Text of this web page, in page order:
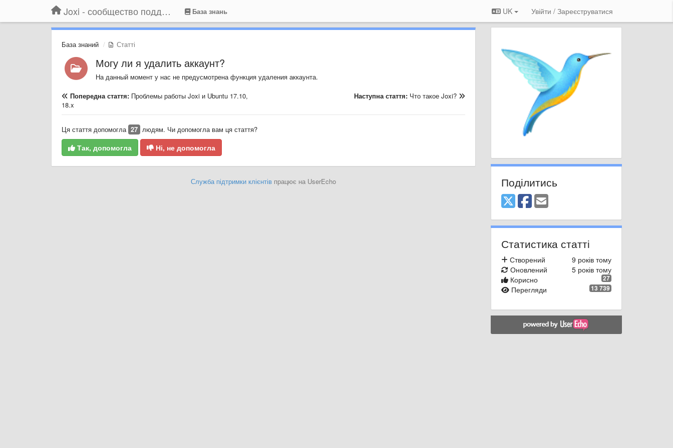
Joxi - сообщество поддержки База знань UK Увійти / Зареєструватися
База знаний Статті
Могу ли я удалить аккаунт?
На данный момент у нас не предусмотрена функция удаления аккаунта.
Попередна стаття: Проблемы работы Joxi и Ubuntu 17.10,
18.x
Наступна стаття: Что такое Joxi?
Ця стаття допомогла 27 людям. Чи допомогла вам ця стаття?
Так, допомогла Ні, не допомогла
Служба підтримки клієнтівпрацює на UserEcho Поділитись
Статистика статті
9 років тому
Створений
5 років тому
Оновлений
27
Корисно
13 739
Перегляди